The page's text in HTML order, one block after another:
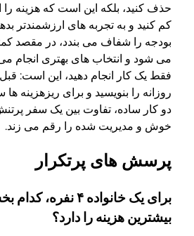
حذف کنید، بلکه این است که هزینه
کم کنید و به تجربه های ارزشمندتر
بودجه را شفاف می بندد، در مقصد
می شود و انتخاب های بهتری انجام
فقط یک کار انجام دهید، این است:
روزانه را بنویسید و برای ریزهزینه
دو کار ساده، تفاوت بین یک سفر
خوش و مدیریت شده را رقم می زند.
پرسش های پرتکرار
برای یک خانواده ۴
بیشترین هزینه را دارد؟